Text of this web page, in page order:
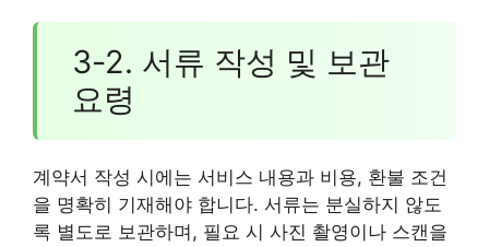
3-2. 서류 작성 및 보관
요령
계약서 작성 시에는 서비스 내용과 비용, 환불 조건
을 명확히 기재해야 합니다. 서류는 분실하지 않도
록 별도로 보관하며, 필요 시 사진 촬영이나 스캔을